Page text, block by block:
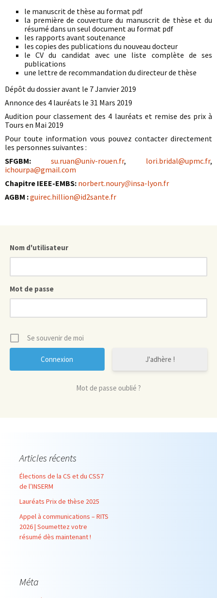
le manuscrit de thèse au format pdf
la première de couverture du manuscrit de thèse et du
résumé dans un seul document au format pdf
les rapports avant soutenance
les copies des publications du nouveau docteur
le CV du candidat avec une liste complète de ses
publications
une lettre de recommandation du directeur de thèse
Dépôt du dossier avant le 7 Janvier 2019
Annonce des 4 lauréats le 31 Mars 2019
Audition pour classement des 4 lauréats et remise des prix à
Tours en Mai 2019
Pour toute information vous pouvez contacter directement
les personnes suivantes :
SFGBM: su.ruan@univ-rouen.fr, lori.bridal@upmc.fr,
ichourpa@gmail.com
Chapitre IEEE-EMBS: norbert.noury@insa-lyon.fr
AGBM :guirec.hillion@id2sante.fr
Nom d'utilisateur
Mot de passe
Se souvenir de moi
J'adhère !
Mot de passe oublié ?
Articles récents
Élections de la CS et du CSS7
de l’INSERM
Lauréats Prix de thèse 2025
Appel à communications – RITS
2026 | Soumettez votre
résumé dès maintenant !
Méta